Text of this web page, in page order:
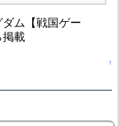
ダム【戦国ゲー
掲載
↑